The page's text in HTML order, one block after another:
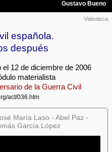
Videoteca
española.
después
12 de diciembre de 2006
materialista
de la Guerra Civil
act/036.htm
María Laso - Abel Paz -
García López